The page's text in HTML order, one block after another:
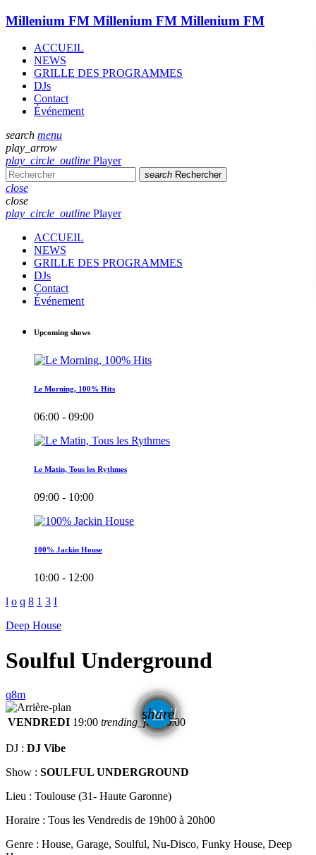
Millenium FM Millenium FM Millenium FM
ACCUEIL
NEWS
GRILLE DES PROGRAMMES
DJs
Contact
Événement
search menu
play_arrow
play_circle_outline Player
search Rechercher
close
close
play_circle_outline Player
ACCUEIL
NEWS
GRILLE DES PROGRAMMES
DJs
Contact
Événement
Upcoming shows
Le Morning, 100% Hits
06:00 - 09:00
Le Matin, Tous les Rythmes
09:00 - 10:00
100% Jackin House
10:00 - 12:00
Deep House
Soulful Underground
share
email
VENDREDI 19:00 trending_flat 20:00
DJ : DJ Vibe
Show : SOULFUL UNDERGROUND
Lieu : Toulouse (31- Haute Garonne)
Horaire : Tous les Vendredis de 19h00 à 20h00
Genre : House, Garage, Soulful, Nu-Disco, Funky House, Deep